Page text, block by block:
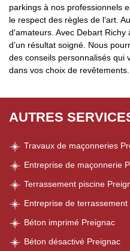
parkings à nos professionnels
le respect des règles de l’art.
d'amateurs. Avec Debart
d’un résultat soigné. Nous
des conseils personnalisés qui
dans vos choix de revêtements.
AUTRES
Travaux de maçonneries
Entreprise de maçonnerie
Terrassement piscine
Entreprise de terrassement
Béton imprimé Preignac
Béton désactivé Preignac